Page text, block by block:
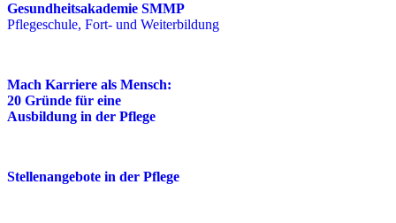
Gesundheitsakademie SMMP
Pflegeschule, Fort- und Weiterbildung
Mach Karriere als Mensch:
20 Gründe für eine
Ausbildung in der Pflege
Stellenangebote in der Pflege